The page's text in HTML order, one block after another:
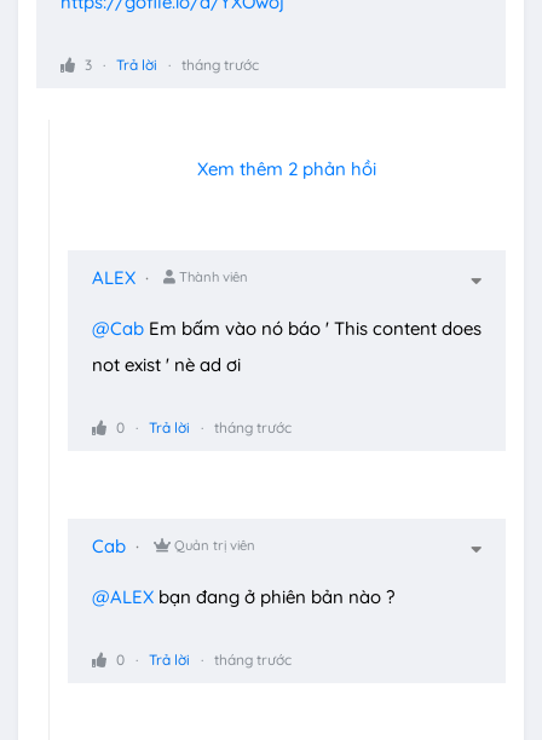
3 Trả lời tháng trước
Xem thêm 2 phản hồi
ALEX Thành viên
@Cab Em bấm vào nó báo ' This content does
not exist ' nè ad ơi
0 Trả lời tháng trước
Cab Quản trị viên
@ALEX bạn đang ở phiên bản nào ?
0 Trả lời tháng trước